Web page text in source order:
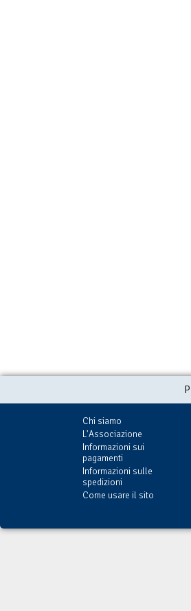
Chi siamo
L'Associazione
Informazioni sui
pagamenti
Informazioni sulle
spedizioni
Come usare il sito